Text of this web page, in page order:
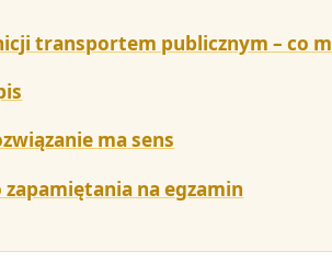
transportem publicznym – co
ma sens
zapamiętania na egzamin